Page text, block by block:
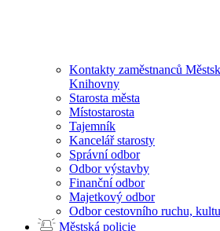
Kontakty zaměstnanců
Knihovny
Starosta města
Místostarosta
Tajemník
Kancelář starosty
Správní odbor
Odbor výstavby
Finanční odbor
Majetkový odbor
Odbor cestovního ruchu,
Městská policie